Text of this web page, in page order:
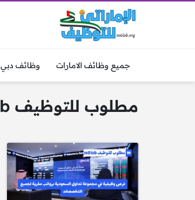
جميع وظائف الامارات وظائف دبي
مطلوب للتوظيف m6lob